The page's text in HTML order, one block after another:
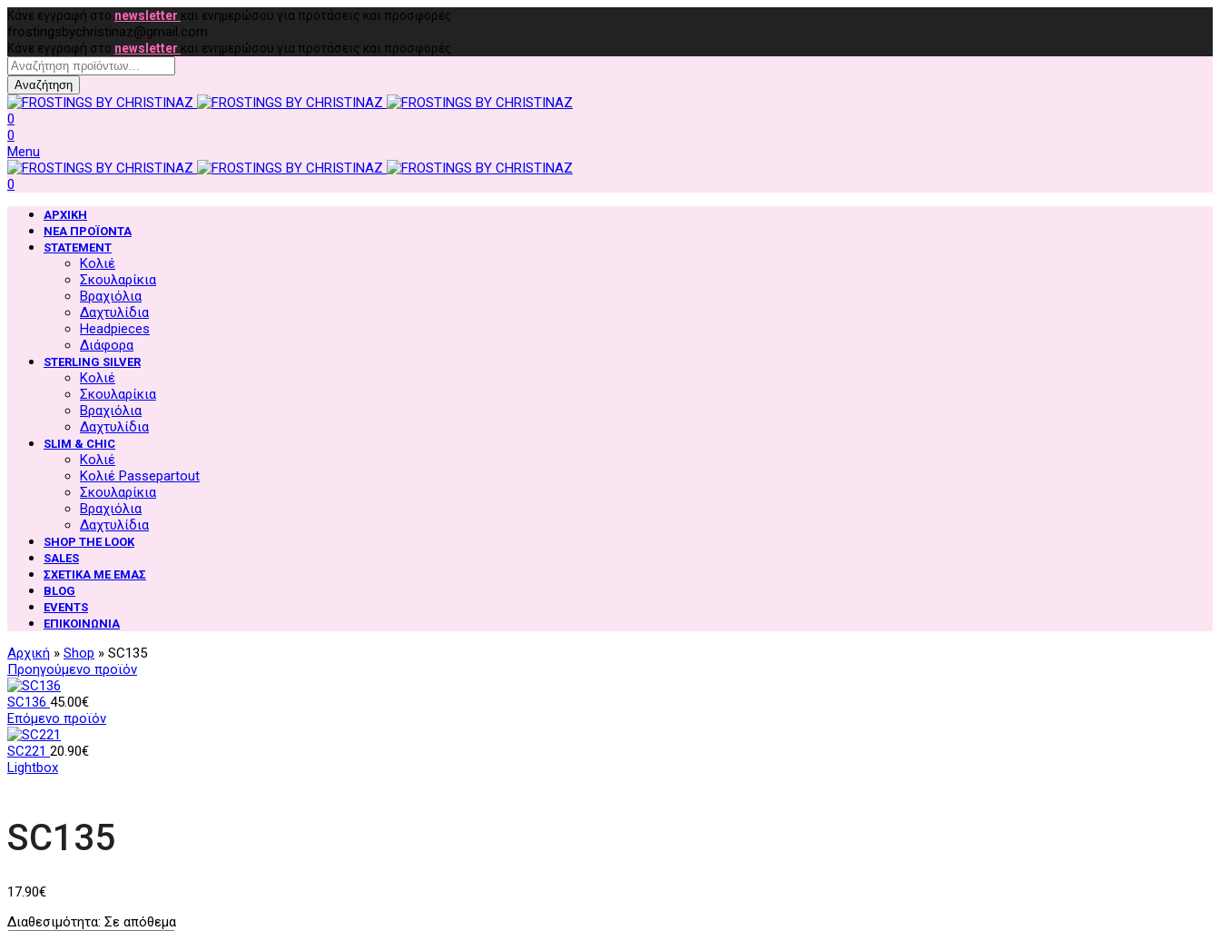
Κάνε εγγραφή στο newsletter και ενημερώσου για προτάσεις και προσφορές
frostingsbychristinaz@gmail.com
Κάνε εγγραφή στο newsletter και ενημερώσου για προτάσεις και προσφορές
Αναζήτηση
0
0
Menu
0
ΑΡΧΙΚΗ
ΝΕΑ ΠΡΟΪΟΝΤΑ
STATEMENT
Κολιέ
Σκουλαρίκια
Βραχιόλια
Δαχτυλίδια
Headpieces
Διάφορα
STERLING SILVER
Κολιέ
Σκουλαρίκια
Βραχιόλια
Δαχτυλίδια
SLIM & CHIC
Κολιέ
Κολιέ Passepartout
Σκουλαρίκια
Βραχιόλια
Δαχτυλίδια
SHOP THE LOOK
SALES
ΣΧΕΤΙΚΑ ΜΕ ΕΜΑΣ
BLOG
EVENTS
ΕΠΙΚΟΙΝΩΝΙΑ
Αρχική » Shop » SC135
Προηγούμενο προϊόν
SC136 45.00€
Επόμενο προϊόν
SC221 20.90€
Lightbox
SC135
17.90€
Διαθεσιμότητα: Σε απόθεμα